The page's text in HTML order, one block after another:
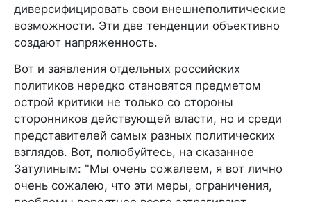
диверсифицировать свои внешнеполитические
возможности. Эти две тенденции объективно
создают напряженность.
Вот и заявления отдельных российских
политиков нередко становятся предметом
острой критики не только со стороны
сторонников действующей власти, но и среди
представителей самых разных политических
взглядов. Вот, полюбуйтесь, на сказанное
Затулиным: "Мы очень сожалеем, я вот лично
очень сожалею, что эти меры, ограничения,